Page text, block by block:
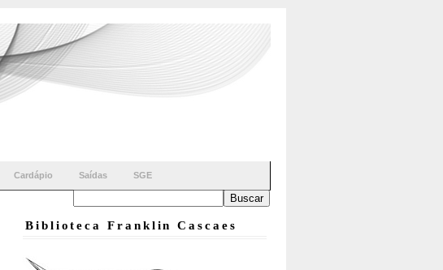
Cardápio Saídas SGE
Biblioteca Franklin Cascaes